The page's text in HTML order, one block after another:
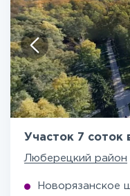
Участок 7 соток
Люберецкий район
Новорязанское